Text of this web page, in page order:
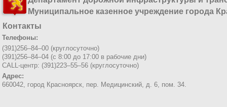
Муниципальное казенное учреждение города
Контакты
Телефоны:
(391)256–84–00 (круглосуточно)
(391)256–84–04 (с 8:00 до 17:00 в рабочие дни)
CALL-центр: (391)223–55–56 (круглосуточно)
Адрес:
660042, город Красноярск, пер. Медицинский, д. 6, пом. 34.